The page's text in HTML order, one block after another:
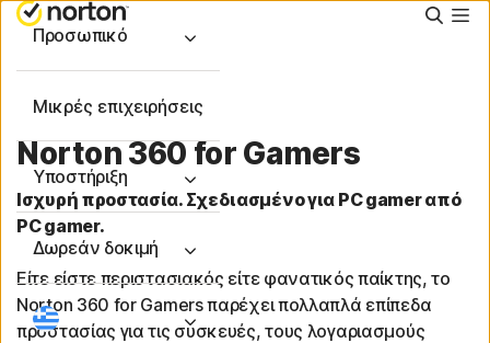
Προσωπικό
Μικρές επιχειρήσεις
Υποστήριξη
Δωρεάν δοκιμή
Norton 360 for Gamers
Ισχυρή προστασία. Σχεδιασμένο για PC gamer από
PC gamer.
Είτε είστε περιστασιακός είτε φανατικός παίκτης, το
Norton 360 for Gamers παρέχει πολλαπλά επίπεδα
προστασίας για τις συσκευές, τους λογαριασμούς